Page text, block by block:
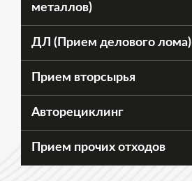
металлов)
ДЛ (Прием делового лома)
Прием вторсырья
Авторециклинг
Прием прочих отходов